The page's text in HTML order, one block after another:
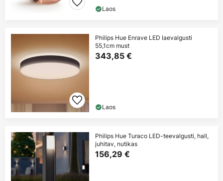
Laos
Philips Hue Enrave LED laevalgusti
55,1cm must
343,85 €
Laos
Philips Hue Turaco LED-teevalgusti, hall,
juhitav, nutikas
156,29 €